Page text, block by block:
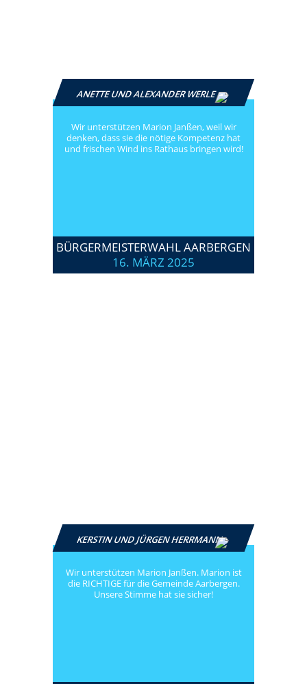
ANETTE UND ALEXANDER WERLE
Wir unterstützen Marion Janßen, weil wir
denken, dass sie die nötige Kompetenz hat
und frischen Wind ins Rathaus bringen wird!
BÜRGERMEISTERWAHL AARBERGEN
16. MÄRZ 2025
KERSTIN UND JÜRGEN HERRMANN
Wir unterstützen Marion Janßen. Marion ist
die RICHTIGE für die Gemeinde Aarbergen.
Unsere Stimme hat sie sicher!